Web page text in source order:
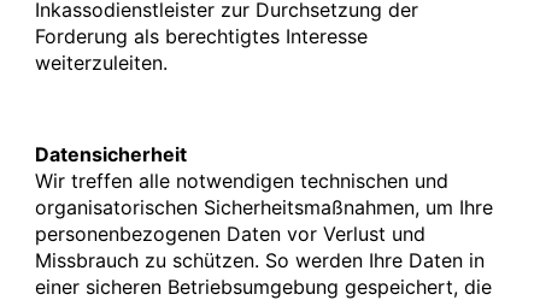
Inkassodienstleister zur Durchsetzung der
Forderung als berechtigtes Interesse
weiterzuleiten.
Datensicherheit
Wir treffen alle notwendigen technischen und
organisatorischen Sicherheitsmaßnahmen, um Ihre
personenbezogenen Daten vor Verlust und
Missbrauch zu schützen. So werden Ihre Daten in
einer sicheren Betriebsumgebung gespeichert, die